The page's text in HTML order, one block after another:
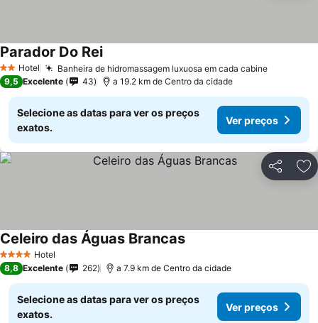
2 Estrelas
Hotel Banheira de hidromassagem luxuosa em cada cabine
Parador Do Rei
9,5 Excelente 43 a 19.2 km de Centro da cidade
Selecione as datas para ver os preços
exatos.
Ver preços
Partilhar
4 EstrelasHotel
Celeiro das Águas Brancas
8,8 Excelente 262 a 7.9 km de Centro da cidade
Selecione as datas para ver os preços
exatos.
Ver preços